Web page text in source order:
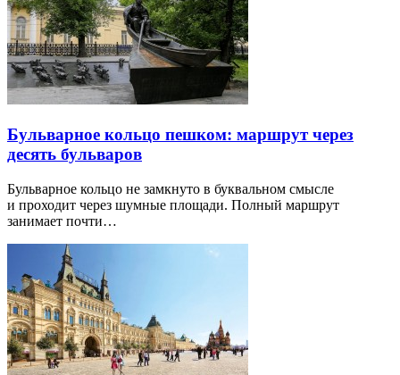
Бульварное кольцо пешком: маршрут через
десять бульваров
Бульварное кольцо не замкнуто в буквальном смысле
и проходит через шумные площади. Полный маршрут
занимает почти…